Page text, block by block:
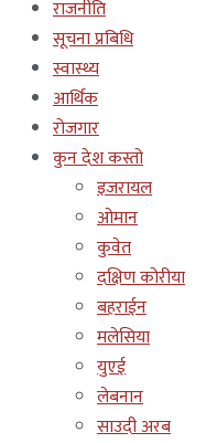
राजनीति
सूचना प्रबिधि
स्वास्थ्य
आर्थिक
रोजगार
कुन देश कस्तो
इजरायल
ओमान
कुवेत
दक्षिण कोरीया
बहराईन
मलेसिया
युएई
लेबनान
साउदी अरब